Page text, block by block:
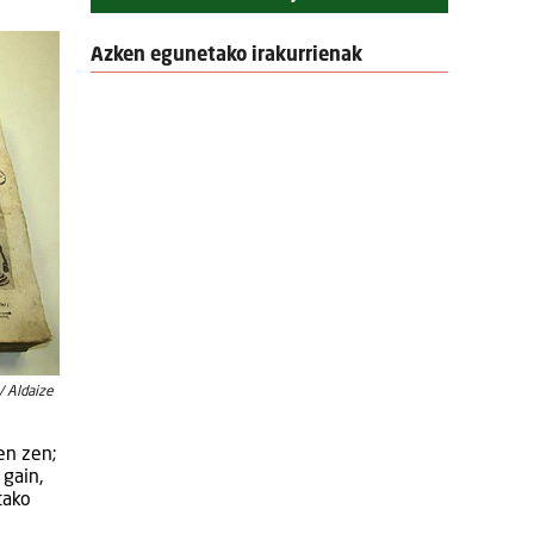
Aldaize
zen;
Azken egunetako irakurrienak